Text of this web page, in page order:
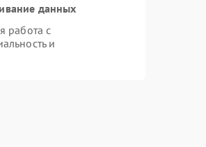
данных
работа с
и